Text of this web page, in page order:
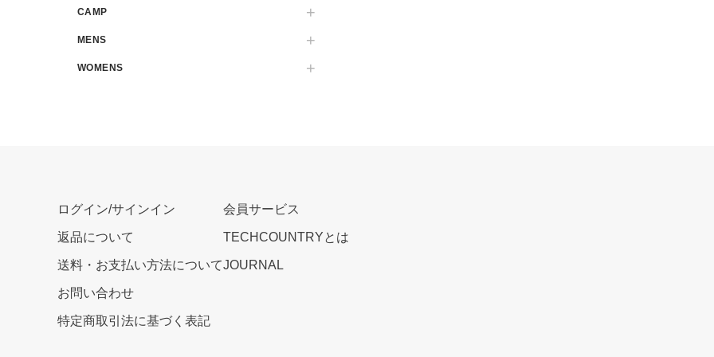
CAMP
MENS
WOMENS
ログイン/サインイン
返品について
送料・お支払い方法について
お問い合わせ
特定商取引法に基づく表記
会員サービス
TECHCOUNTRYとは
JOURNAL